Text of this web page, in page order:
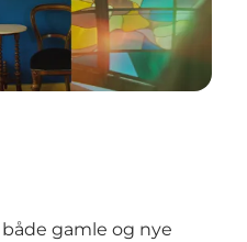
gamle og nye